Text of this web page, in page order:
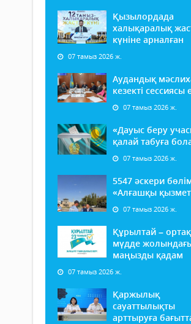
Қызылордада
халықаралық
күніне арналған
07 тамыз 2026 ж.
Аудандық
кезекті сессиясы
07 тамыз 2026 ж.
«Дауыс беру
қалай табуға
07 тамыз 2026 ж.
5547 әскери
«Алғашқы қызмет
07 тамыз 2026 ж.
Құрылтай – ортақ
мүдде
маңызды қадам
07 тамыз 2026 ж.
Қаржылық
сауаттылықты
арттыруға